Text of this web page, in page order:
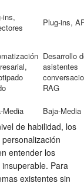
ins,
Plug-ins,
Desarrollo
asistentes
RAG
Media Baja-Media
de habilidad, los
entender los
Para
existentes sin